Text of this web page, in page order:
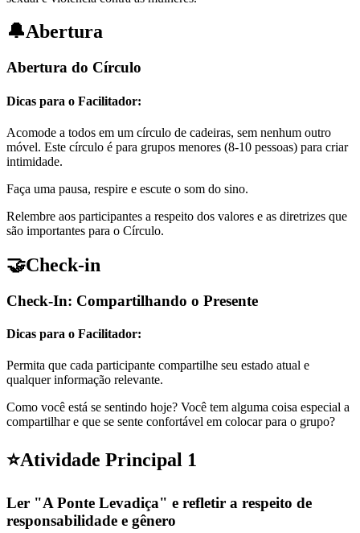
🔔Abertura
Abertura do Círculo
Dicas para o Facilitador:
Acomode a todos em um círculo de cadeiras, sem nenhum outro
móvel. Este círculo é para grupos menores (8-10 pessoas) para criar
intimidade.
Faça uma pausa, respire e escute o som do sino.
Relembre aos participantes a respeito dos valores e as diretrizes que
são importantes para o Círculo.
🤝Check-in
Check-In: Compartilhando o Presente
Dicas para o Facilitador:
Permita que cada participante compartilhe seu estado atual e
qualquer informação relevante.
Como você está se sentindo hoje? Você tem alguma coisa especial a
compartilhar e que se sente confortável em colocar para o grupo?
⭐Atividade Principal 1
Ler "A Ponte Levadiça" e refletir a respeito de
responsabilidade e gênero